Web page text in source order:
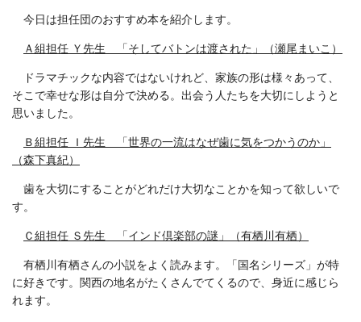
今日は担任団のおすすめ本を紹介します。
Ａ組担任 Ｙ先生 「そしてバトンは渡された」（瀬尾まいこ）
ドラマチックな内容ではないけれど、家族の形は様々あって、
そこで幸せな形は自分で決める。出会う人たちを大切にしようと
思いました。
Ｂ組担任 Ｉ先生 「世界の一流はなぜ歯に気をつかうのか」
（森下真紀）
歯を大切にすることがどれだけ大切なことかを知って欲しいで
す。
Ｃ組担任 Ｓ先生 「インド倶楽部の謎」（有栖川有栖）
有栖川有栖さんの小説をよく読みます。「国名シリーズ」が特
に好きです。関西の地名がたくさんでてくるので、身近に感じら
れます。